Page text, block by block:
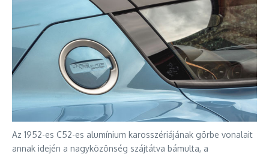
Az 1952-es C52-es alumínium karosszériájának görbe vonalait
annak idején a nagyközönség szájtátva bámulta, a